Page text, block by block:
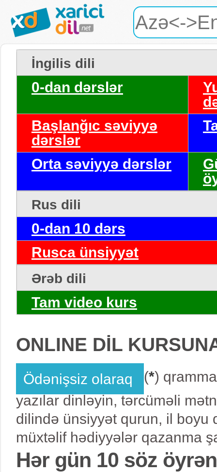
İngilis dili
0-dan dərslər
Başlanğıc səviyyə
dərslər
Orta səviyyə dərslər
Rus dili
0-dan 10 dərs
Rusca ünsiyyət
Ərəb dili
Tam video kurs
ONLINE DİL
Ödənişsiz olaraq (*)
yazılar dinləyin, tərcüməli
dilində ünsiyyət qurun, il boyu
müxtəlif hədiyyələr qazanma
Hər gün 10 söz